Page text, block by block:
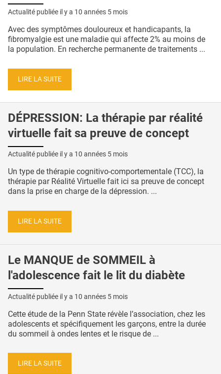
Actualité publiée il y a 10 années 5 mois
Avec des symptômes douloureux et handicapants, la
fibromyalgie est une maladie qui affecte 2% au moins de
la population. En recherche permanente de traitements ...
LIRE LA SUITE
DÉPRESSION: La thérapie par réalité
virtuelle fait sa preuve de concept
Actualité publiée il y a 10 années 5 mois
Un type de thérapie cognitivo-comportementale (TCC), la
thérapie par Réalité Virtuelle fait ici sa preuve de concept
dans la prise en charge de la dépression. ...
LIRE LA SUITE
Le MANQUE de SOMMEIL à
l'adolescence fait le lit du diabète
Actualité publiée il y a 10 années 5 mois
Cette étude de la Penn State révèle l’association, chez les
adolescents et spécifiquement les garçons, entre la durée
du sommeil à ondes lentes et le risque de ...
LIRE LA SUITE